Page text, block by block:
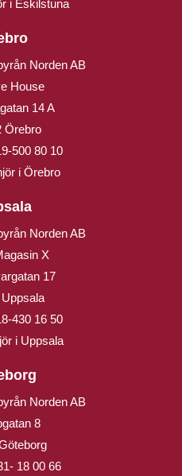
i Eskilstuna
Norden AB
House
14 A
Örebro
500 80 10
i Örebro
Norden AB
X
17
430 16 50
i Uppsala
Norden AB
8
18 00 66